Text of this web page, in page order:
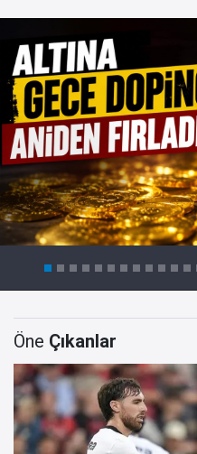
Öne Çıkanlar